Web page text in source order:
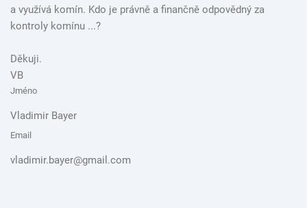
a využívá komín. Kdo je právně a finančně odpovědný za
kontroly komínu ...?
Děkuji.
VB
Jméno
Vladimir Bayer
Email
vladimir.bayer@gmail.com